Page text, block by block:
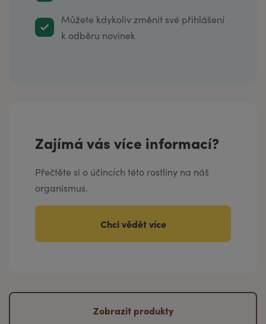
Můžete kdykoliv změnit své přihlášení
k odběru novinek
Zajímá vás více informací?
Přečtěte si o účincích této rostliny na náš
organismus.
Chci vědět více
Zobrazit produkty